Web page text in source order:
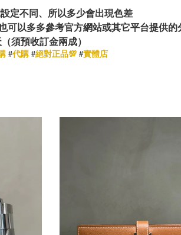
定不同、所以多少會出現色差
可以多多參考官方網站或其它平台提供的
須預收訂金兩成）
#代購 #絕對正品💯 #實體店